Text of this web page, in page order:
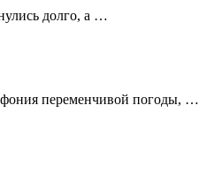
долго, а …
переменчивой погоды, …